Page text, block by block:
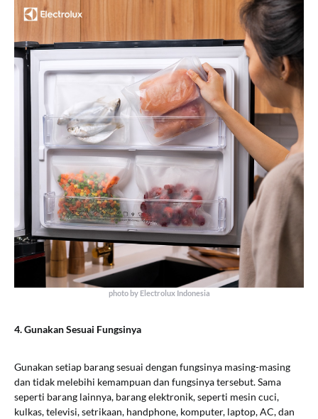
photo by Electrolux Indonesia
4. Gunakan Sesuai Fungsinya
Gunakan setiap barang sesuai dengan fungsinya masing-masing
dan tidak melebihi kemampuan dan fungsinya tersebut. Sama
seperti barang lainnya, barang elektronik, seperti mesin cuci,
kulkas, televisi, setrikaan, handphone, komputer, laptop, AC, dan